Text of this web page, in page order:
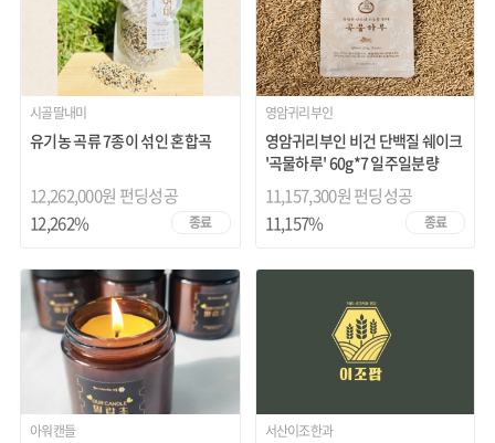
시골딸내미
유기농 곡류 7종이 섞인 혼합곡
12,262,000원 펀딩성공
종료
12,262%
영암귀리부인
영암귀리부인 비건 단백질 쉐이크
'곡물하루' 60g*7 일주일분량
11,157,300원 펀딩성공
종료
11,157%
아워캔들 서산이조한과